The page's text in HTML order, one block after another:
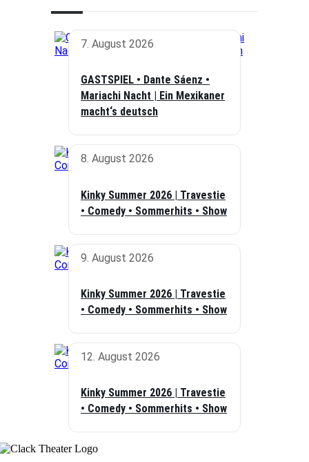
7. August 2026
GASTSPIEL • Dante Sáenz •
Mariachi Nacht | Ein Mexikaner
macht‘s deutsch
8. August 2026
Kinky Summer 2026 | Travestie
• Comedy • Sommerhits • Show
9. August 2026
Kinky Summer 2026 | Travestie
• Comedy • Sommerhits • Show
12. August 2026
Kinky Summer 2026 | Travestie
• Comedy • Sommerhits • Show